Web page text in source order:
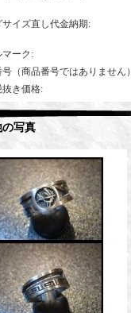
サイズ直し代金納期:
ーク :
（商品番号ではありません）
抜き価格:
の写真